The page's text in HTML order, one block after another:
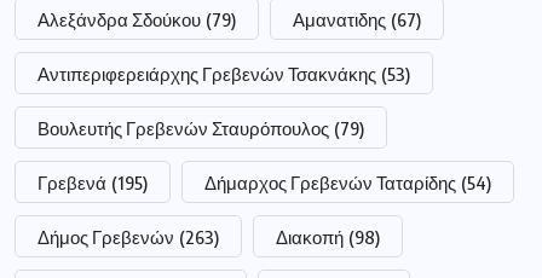
Αλεξάνδρα Σδούκου (79) Αμανατιδης (67)
Αντιπεριφερειάρχης Γρεβενών Τσακνάκης (53)
Βουλευτής Γρεβενών Σταυρόπουλος (79)
Γρεβενά (195) Δήμαρχος Γρεβενών Ταταρίδης (54)
Δήμος Γρεβενών (263) Διακοπή (98)